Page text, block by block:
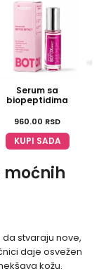
Serum sa
biopeptidima
960.00 RSD
KUPI SADA
stvaraju nove,
daje osvežen
kožu.